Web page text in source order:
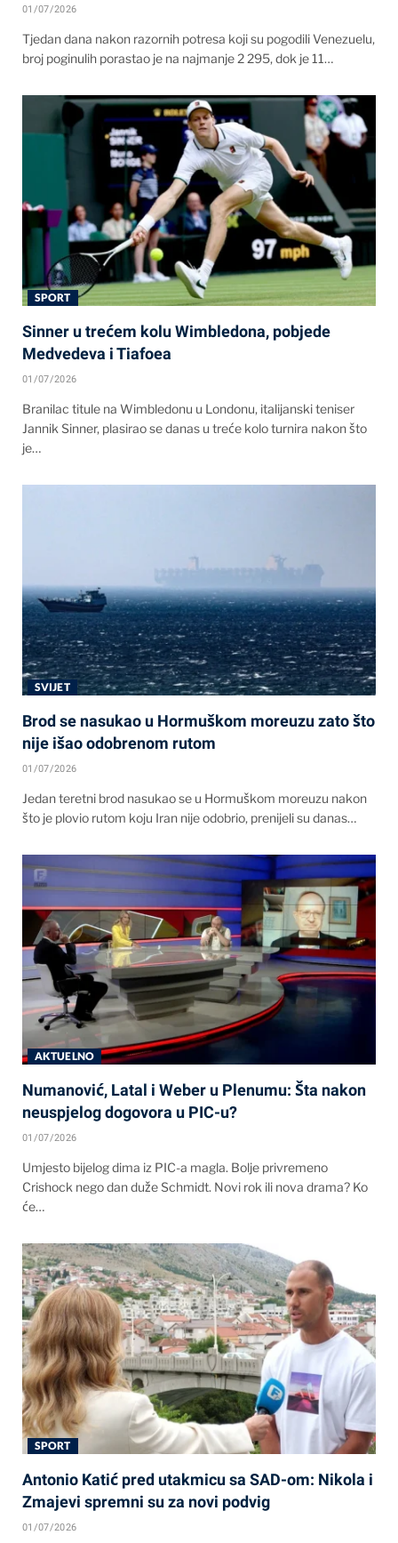
01/07/2026
Tjedan dana nakon razornih potresa koji su pogodili Venezuelu,
broj poginulih porastao je na najmanje 2 295, dok je 11…
SPORT
Sinner u trećem kolu Wimbledona, pobjede
Medvedeva i Tiafoea
01/07/2026
Branilac titule na Wimbledonu u Londonu, italijanski teniser
Jannik Sinner, plasirao se danas u treće kolo turnira nakon što
je…
SVIJET
Brod se nasukao u Hormuškom moreuzu zato što
nije išao odobrenom rutom
01/07/2026
Jedan teretni brod nasukao se u Hormuškom moreuzu nakon
što je plovio rutom koju Iran nije odobrio, prenijeli su danas…
AKTUELNO
Numanović, Latal i Weber u Plenumu: Šta nakon
neuspjelog dogovora u PIC-u?
01/07/2026
Umjesto bijelog dima iz PIC-a magla. Bolje privremeno
Crishock nego dan duže Schmidt. Novi rok ili nova drama? Ko
će…
SPORT
Antonio Katić pred utakmicu sa SAD-om: Nikola i
Zmajevi spremni su za novi podvig
01/07/2026